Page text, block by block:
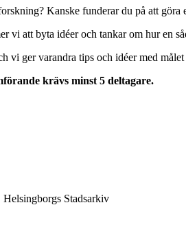
Kanske funderar du på att göra
vi att byta idéer och tankar om hur en
vi ger varandra tips och idéer med
krävs minst 5 deltagare.
Stadsarkiv